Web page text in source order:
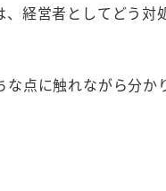
経営者としてどう対
点に触れながら分か